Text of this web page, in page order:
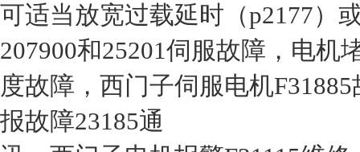
可适当放宽过载延时（p2177）
207900和25201伺服故障，电
度故障，西门子伺服电机
报故障23185通